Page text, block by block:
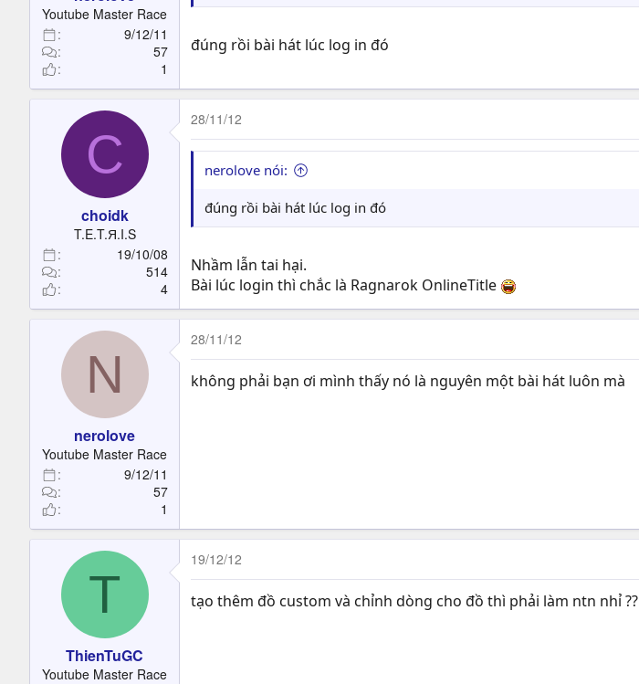
t
e
r
Youtube Master Race
9/12/11
57
1
đúng rồi bài hát lúc log in đó
C
choidk
T.E.T.Я.I.S
19/10/08
514
4
28/11/12
nerolove nói:
đúng rồi bài hát lúc log in đó
Nhầm lẫn tai hại.
Bài lúc login thì chắc là Ragnarok OnlineTitle
N
nerolove
Youtube Master Race
9/12/11
57
1
28/11/12
không phải bạn ơi mình thấy nó là nguyên một bài hát luôn mà
T
ThienTuGC
Youtube Master Race
19/12/12
tạo thêm đồ custom và chỉnh dòng cho đồ thì phải làm ntn nhỉ ??